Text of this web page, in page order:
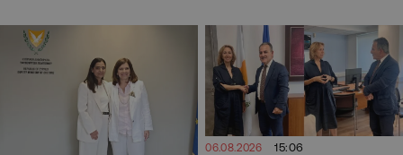
06.08.2026 15:06